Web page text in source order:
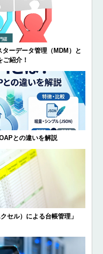
ーデータ管理（MDM）と
紹介！
との違いを解説
セル）による台帳管理」